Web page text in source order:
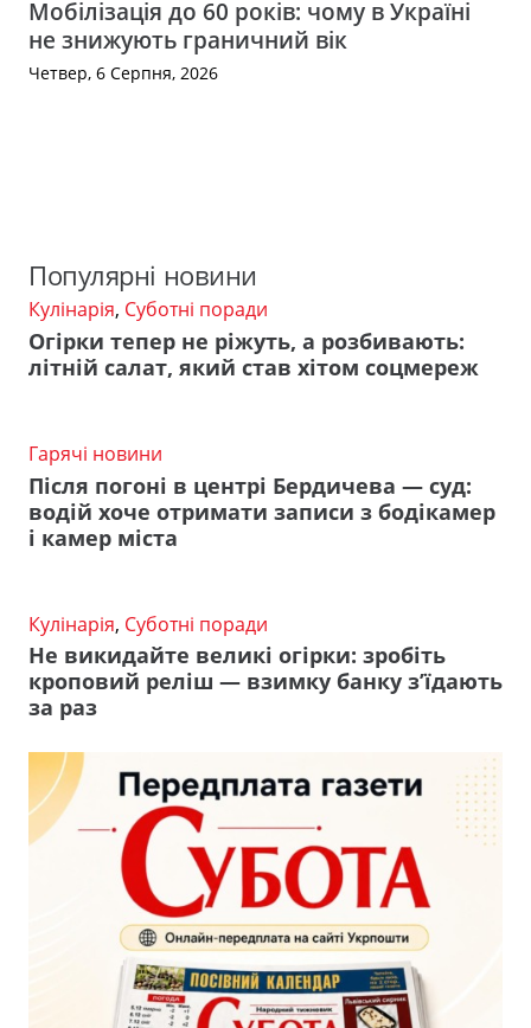
Мобілізація до 60 років: чому в Україні
не знижують граничний вік
Четвер, 6 Серпня, 2026
Популярні новини
Кулінарія, Суботні поради
Огірки тепер не ріжуть, а розбивають:
літній салат, який став хітом соцмереж
Гарячі новини
Після погоні в центрі Бердичева — суд:
водій хоче отримати записи з бодікамер
і камер міста
Кулінарія, Суботні поради
Не викидайте великі огірки: зробіть
кроповий реліш — взимку банку з’їдають
за раз